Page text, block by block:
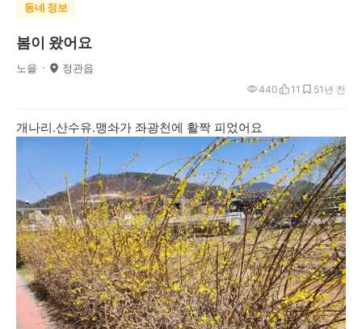
동네 정보
봄이 왔어요
노을 정관읍
1년 전
440 11 5
개나리.산수유.맹솨가 좌광천에 활짝 피었어요